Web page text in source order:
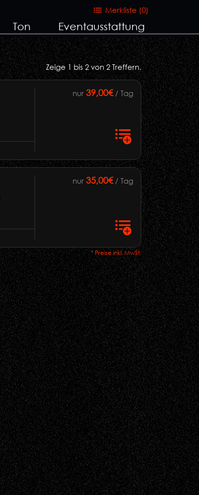
Merkliste (0)
Ton Eventausstattung
Zeige 1 bis 2 von 2 Treffern.
nur 39,00€/ Tag
nur 35,00€/ Tag
* Preise inkl. MwSt.